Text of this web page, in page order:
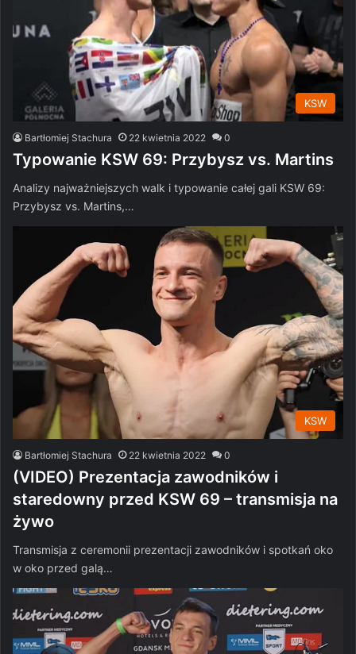
KSW
Bartłomiej Stachura 22 kwietnia 2022 0
Typowanie KSW 69: Przybysz vs. Martins
Analizy najważniejszych walk i typowanie całej gali KSW 69:
Przybysz vs. Martins,…
KSW
Bartłomiej Stachura 22 kwietnia 2022 0
(VIDEO) Prezentacja zawodników i
staredowny przed KSW 69 – transmisja na
żywo
Transmisja z ceremonii prezentacji zawodników i spotkań oko
w oko przed galą…